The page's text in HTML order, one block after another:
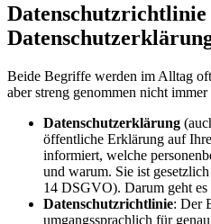
Datenschutzrichtlinie
Beide Begriffe werden im Alltag
aber streng genommen nicht immer
Datenschutzerklärung
öffentliche Erklärung auf
informiert, welche
und warum. Sie ist
14 DSGVO). Darum geht
Datenschutzrichtlinie: Der
umgangssprachlich für